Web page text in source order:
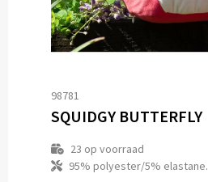
98781
SQUIDGY BUTTERFLY
23 op voorraad
95% polyester/5% elastane.